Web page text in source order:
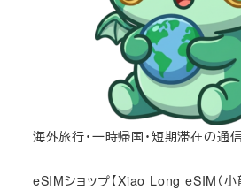
海外旅行・一時帰国・短期滞在の通
eSIMショップ【Xiao Long eSIM（小